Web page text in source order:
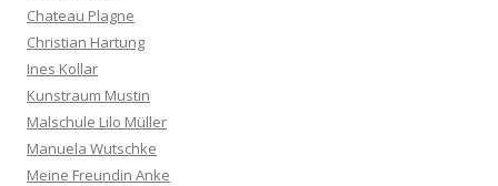
Chateau Plagne
Christian Hartung
Ines Kollar
Kunstraum Mustin
Malschule Lilo Müller
Manuela Wutschke
Meine Freundin Anke